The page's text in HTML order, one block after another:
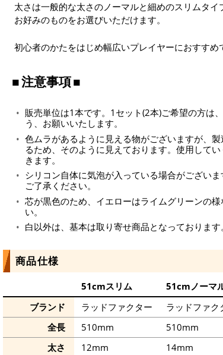
太さは一般的な太さのノーマルと細めのスリムタ
お好みのものをお選びいただけます。
初心者のかたをはじめ幅広いプレイヤーにおすすめ
注意事項
販売単位は1本です。1セット(2本)ご希望の方は
う、お願いいたします。
色ムラがあるように見える物がございますが、
るため、そのように見えております。使用して
きます。
シリコン自体に気泡が入っている場合がござい
ご了承ください。
芯が黒色のため、イエローはライムグリーンの
い。
白以外は、基本は取り寄せ商品となっておりま
商品仕様
51cmスリム
ブランド
ラッドファクター
全長
510mm
太さ
12mm
51cmノーマ
ラッドファク
510mm
14mm